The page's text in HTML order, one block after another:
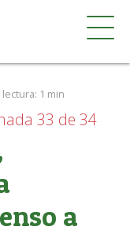
1 min
33 de 34
a